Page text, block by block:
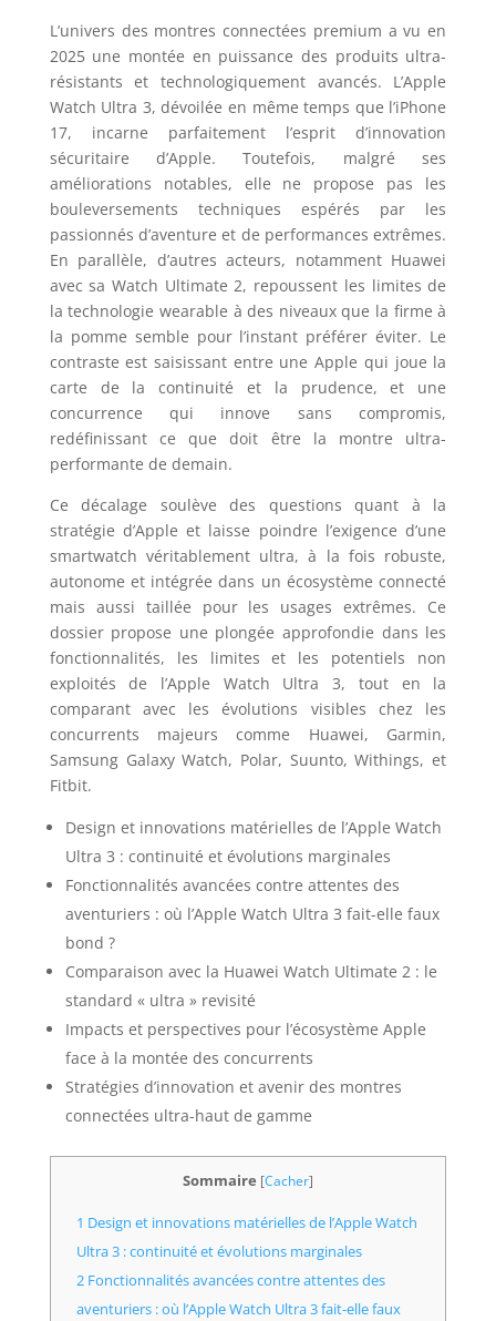
L’univers des montres connectées premium a vu en
2025 une montée en puissance des produits ultra-
résistants et technologiquement avancés. L’Apple
Watch Ultra 3, dévoilée en même temps que l’iPhone
17, incarne parfaitement l’esprit d’innovation
sécuritaire d’Apple. Toutefois, malgré ses
améliorations notables, elle ne propose pas les
bouleversements techniques espérés par les
passionnés d’aventure et de performances extrêmes.
En parallèle, d’autres acteurs, notamment Huawei
avec sa Watch Ultimate 2, repoussent les limites de
la technologie wearable à des niveaux que la firme à
la pomme semble pour l’instant préférer éviter. Le
contraste est saisissant entre une Apple qui joue la
carte de la continuité et la prudence, et une
concurrence qui innove sans compromis,
redéfinissant ce que doit être la montre ultra-
performante de demain.
Ce décalage soulève des questions quant à la
stratégie d’Apple et laisse poindre l’exigence d’une
smartwatch véritablement ultra, à la fois robuste,
autonome et intégrée dans un écosystème connecté
mais aussi taillée pour les usages extrêmes. Ce
dossier propose une plongée approfondie dans les
fonctionnalités, les limites et les potentiels non
exploités de l’Apple Watch Ultra 3, tout en la
comparant avec les évolutions visibles chez les
concurrents majeurs comme Huawei, Garmin,
Samsung Galaxy Watch, Polar, Suunto, Withings, et
Fitbit.
Design et innovations matérielles de l’Apple Watch
Ultra 3 : continuité et évolutions marginales
Fonctionnalités avancées contre attentes des
aventuriers : où l’Apple Watch Ultra 3 fait-elle faux
bond ?
Comparaison avec la Huawei Watch Ultimate 2 : le
standard « ultra » revisité
Impacts et perspectives pour l’écosystème Apple
face à la montée des concurrents
Stratégies d’innovation et avenir des montres
connectées ultra-haut de gamme
Sommaire [Cacher]
1 Design et innovations matérielles de l’Apple Watch
Ultra 3 : continuité et évolutions marginales
2 Fonctionnalités avancées contre attentes des
aventuriers : où l’Apple Watch Ultra 3 fait-elle faux